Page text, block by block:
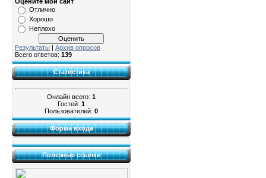
Отлично
Хорошо
Неплохо
Результаты | Архив опросов
Всего ответов: 139
Статистика
Онлайн всего: 1
Гостей: 1
Пользователей: 0
Форма входа
Полезные ссылки